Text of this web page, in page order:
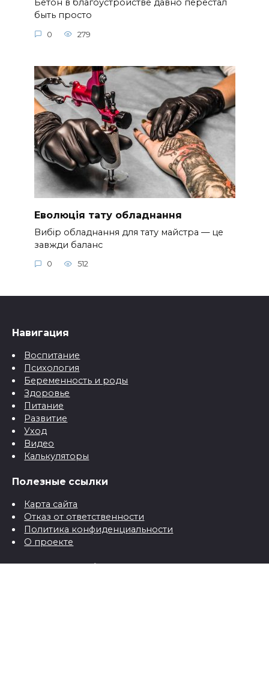
Бетон в благоустройстве давно перестал
быть просто
0 279
Еволюція тату обладнання
Вибір обладнання для тату майстра — це
завжди баланс
0 512
Навигация
Воспитание
Психология
Беременность и роды
Здоровье
Питание
Развитие
Уход
Видео
Калькуляторы
Полезные ссылки
Карта сайта
Отказ от ответственности
Политика конфиденциальности
О проекте
Контактная информация